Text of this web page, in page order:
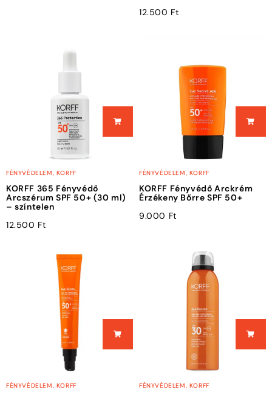
12.500 Ft
FÉNYVÉDELEM KORFF
KORFF 365 Fényvédő
Arcszérum SPF 50+ (30 ml)
– színtelen
12.500 Ft
FÉNYVÉDELEM KORFF
KORFF Fényvédő Arckrém
Érzékeny Bőrre SPF 50+
9.000 Ft
FÉNYVÉDELEM, KORFF FÉNYVÉDELEM, KORFF